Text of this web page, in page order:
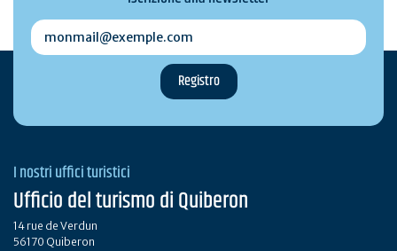
monmail@exemple.com
I nostri uffici turistici
Ufficio del turismo di Quiberon
14 rue de Verdun
56170 Quiberon